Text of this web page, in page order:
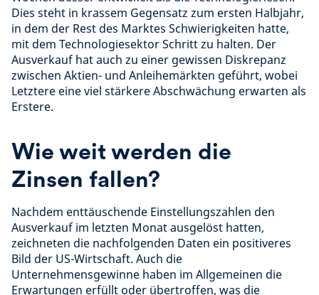
Dies steht in krassem Gegensatz zum ersten Halbjahr,
in dem der Rest des Marktes Schwierigkeiten hatte,
mit dem Technologiesektor Schritt zu halten. Der
Ausverkauf hat auch zu einer gewissen Diskrepanz
zwischen Aktien- und Anleihemärkten geführt, wobei
Letztere eine viel stärkere Abschwächung erwarten als
Erstere.
Wie weit werden die
Zinsen fallen?
Nachdem enttäuschende Einstellungszahlen den
Ausverkauf im letzten Monat ausgelöst hatten,
zeichneten die nachfolgenden Daten ein positiveres
Bild der US-Wirtschaft. Auch die
Unternehmensgewinne haben im Allgemeinen die
Erwartungen erfüllt oder übertroffen, was die